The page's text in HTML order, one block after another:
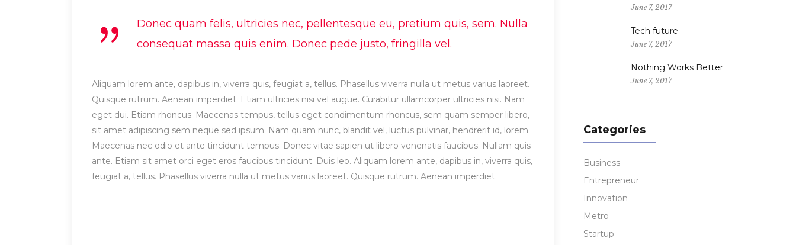
Donec quam felis, ultricies nec, pellentesque eu, pretium quis, sem. Nulla
consequat massa quis enim. Donec pede justo, fringilla vel.
Aliquam lorem ante, dapibus in, viverra quis, feugiat a, tellus. Phasellus viverra nulla ut metus varius laoreet.
Quisque rutrum. Aenean imperdiet. Etiam ultricies nisi vel augue. Curabitur ullamcorper ultricies nisi. Nam
eget dui. Etiam rhoncus. Maecenas tempus, tellus eget condimentum rhoncus, sem quam semper libero,
sit amet adipiscing sem neque sed ipsum. Nam quam nunc, blandit vel, luctus pulvinar, hendrerit id, lorem.
Maecenas nec odio et ante tincidunt tempus. Donec vitae sapien ut libero venenatis faucibus. Nullam quis
ante. Etiam sit amet orci eget eros faucibus tincidunt. Duis leo. Aliquam lorem ante, dapibus in, viverra quis,
feugiat a, tellus. Phasellus viverra nulla ut metus varius laoreet. Quisque rutrum. Aenean imperdiet.
June 7, 2017
Tech future
June 7, 2017
Nothing Works Better
June 7, 2017
Categories
Business
Entrepreneur
Innovation
Metro
Startup